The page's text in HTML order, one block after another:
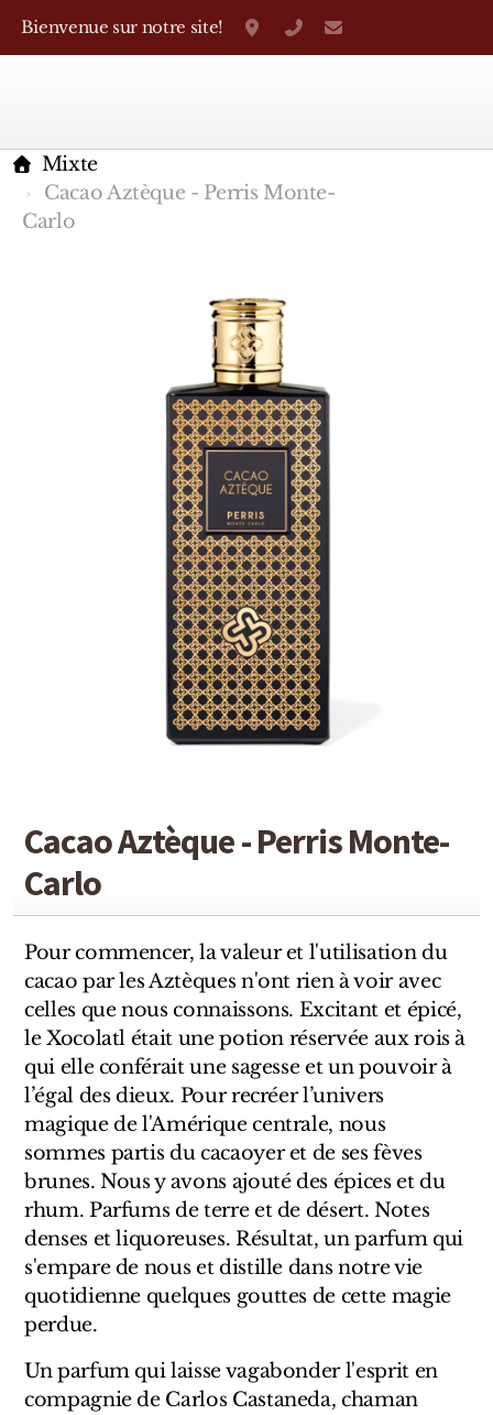
Bienvenue sur notre site! Grand-Rue 38, Genève
+41 22 310 38 75
Mixte
Cacao Aztèque - Perris Monte-
Carlo
Cacao Aztèque - Perris Monte-
Carlo
Pour commencer, la valeur et l'utilisation du
cacao par les Aztèques n'ont rien à voir avec
celles que nous connaissons. Excitant et épicé,
le Xocolatl était une potion réservée aux rois à
qui elle conférait une sagesse et un pouvoir à
l’égal des dieux. Pour recréer l’univers
magique de l'Amérique centrale, nous
sommes partis du cacaoyer et de ses fèves
brunes. Nous y avons ajouté des épices et du
rhum. Parfums de terre et de désert. Notes
denses et liquoreuses. Résultat, un parfum qui
s'empare de nous et distille dans notre vie
quotidienne quelques gouttes de cette magie
perdue.
Un parfum qui laisse vagabonder l'esprit en
compagnie de Carlos Castaneda, chaman
Maitre Parfumeur et Gantier
The Different Company
Perris Monte-carlo
Robert Piguet
Sensatio
Trudon
Marques Italiennes
Eau D'Italie
Santa Maria Novella
Profumum Roma
Marques Suisses
Pernoire